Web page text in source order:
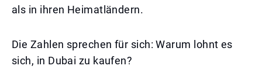
als in ihren Heimatländern.
Die Zahlen sprechen für sich: Warum lohnt es
sich, in Dubai zu kaufen?